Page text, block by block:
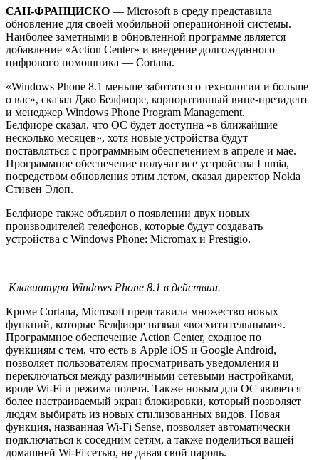
САН-ФРАНЦИСКО — Microsoft в среду представила
обновление для своей мобильной операционной системы.
Наиболее заметными в обновленной программе является
добавление «Action Center» и введение долгожданного
цифрового помощника — Cortana.
«Windows Phone 8.1 меньше заботится о технологии и больше
о вас», сказал Джо Белфиоре, корпоративный вице-президент
и менеджер Windows Phone Program Management.
Белфиоре сказал, что ОС будет доступна «в ближайшие
несколько месяцев», хотя новые устройства будут
поставляться с программным обеспечением в апреле и мае.
Программное обеспечение получат все устройства Lumia,
посредством обновления этим летом, сказал директор Nokia
Стивен Элоп.
Белфиоре также объявил о появлении двух новых
производителей телефонов, которые будут создавать
устройства с Windows Phone: Micromax и Prestigio.
Клавиатура Windows Phone 8.1 в действии.
Кроме Cortana, Microsoft представила множество новых
функций, которые Белфиоре назвал «восхитительными».
Программное обеспечение Action Center, сходное по
функциям с тем, что есть в Apple iOS и Google Android,
позволяет пользователям просматривать уведомления и
переключаться между различными сетевыми настройками,
вроде Wi-Fi и режима полета. Также новым для ОС является
более настраиваемый экран блокировки, который позволяет
людям выбирать из новых стилизованных видов. Новая
функция, названная Wi-Fi Sense, позволяет автоматически
подключаться к соседним сетям, а также поделиться вашей
домашней Wi-Fi сетью, не давая свой пароль.